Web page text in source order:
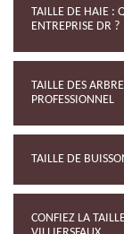
TAILLE DE HAIE :
ENTREPRISE DR ?
TAILLE DES
PROFESSIONNEL
TAILLE DE
CONFIEZ LA